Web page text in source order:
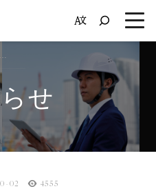
子育て世代にお勧め！子供が遊べる更別村の紹介です。
せ
02 4555